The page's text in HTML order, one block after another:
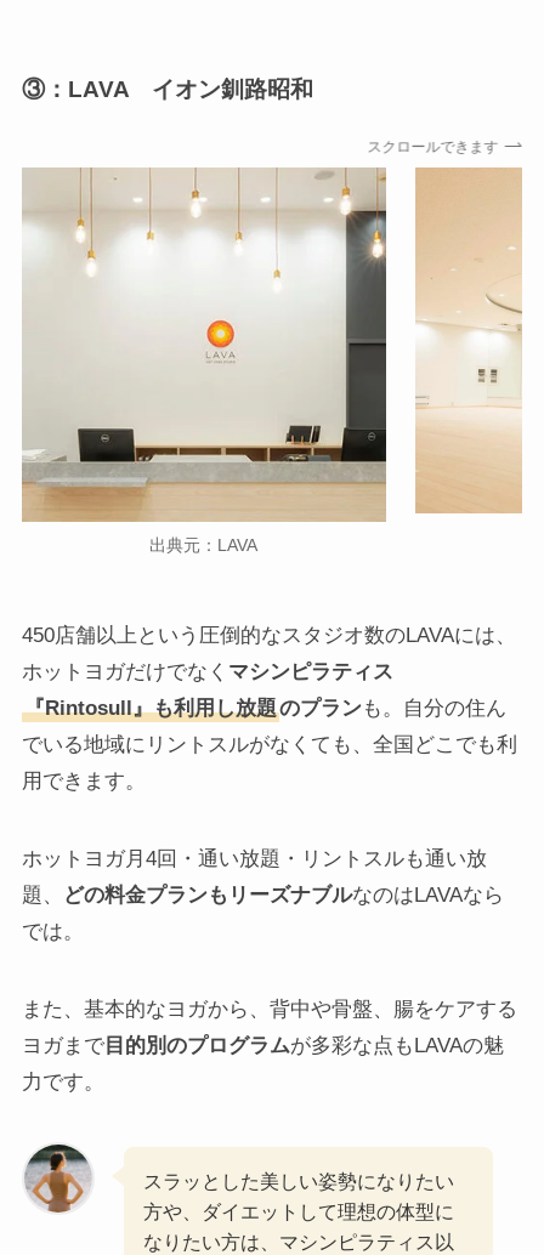
③：LAVA イオン釧路昭和
スクロールできます
出典元：LAVA
450店舗以上という圧倒的なスタジオ数のLAVAには、
ホットヨガだけでなく マシンピラティス
『Rintosull』も利用し放題のプランも。自分の住ん
でいる地域にリントスルがなくても、全国どこでも利
用できます。
ホットヨガ月4回・通い放題・リントスルも通い放
題、
どの料金プランもリーズナブルなのはLAVAなら
では。
また、基本的なヨガから、背中や骨盤、腸をケアする
ヨガまで目的別のプログラムが多彩な点もLAVAの魅
力です。
スラッとした美しい姿勢になりたい
方や、ダイエットして理想の体型に
なりたい方は、マシンピラティス以